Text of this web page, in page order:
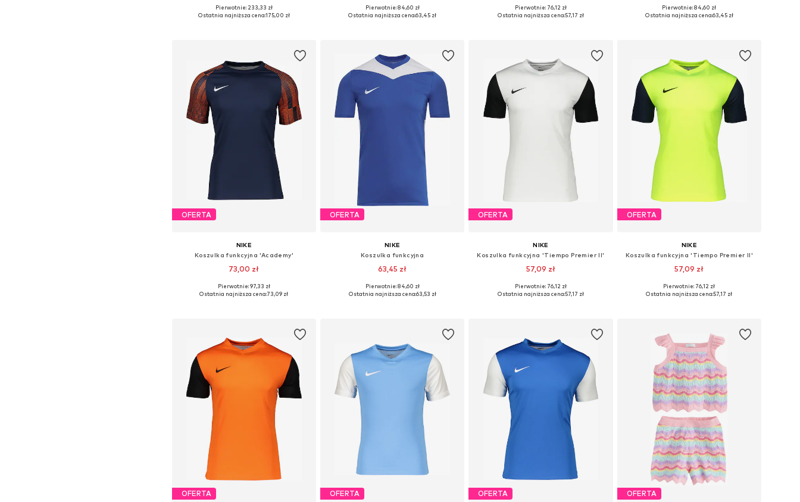
+2
Dostępne w różnych rozmiarach
Pierwotnie: 233,33 zł
Ostatnia najniższa cena:175,00 zł
+8
Dostępne rozmiary: 122-128, 128, 134, 146
Pierwotnie: 84,60 zł
Ostatnia najniższa cena:63,45 zł
+10
Dostępne rozmiary: 122-128, 128, 158
Pierwotnie: 76,12 zł
Ostatnia najniższa cena:57,17 zł
+8
Dostępne w różnych rozmiarach
Pierwotnie: 84,60 zł
Ostatnia najniższa cena:63,45 zł
OFERTA
NIKE
Koszulka funkcyjna 'Academy'
73,00 zł
+3
Dostępne rozmiary: 122-128, 128, 134
Pierwotnie: 97,33 zł
Ostatnia najniższa cena:73,09 zł
OFERTA
NIKE
Koszulka funkcyjna
63,45 zł
+8
Dostępne w różnych rozmiarach
Pierwotnie: 84,60 zł
Ostatnia najniższa cena:63,53 zł
OFERTA
NIKE
Koszulka funkcyjna 'Tiempo Premier II'
57,09 zł
+10
Dostępne rozmiary: 122-128, 128, 146, 158
Pierwotnie: 76,12 zł
Ostatnia najniższa cena:57,17 zł
OFERTA
NIKE
Koszulka funkcyjna 'Tiempo Premier II'
57,09 zł
+10
Dostępne w różnych rozmiarach
Pierwotnie: 76,12 zł
Ostatnia najniższa cena:57,17 zł
OFERTA OFERTA OFERTA OFERTA